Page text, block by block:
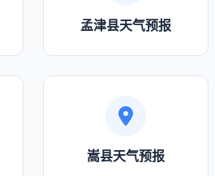
孟津县天气预报
嵩县天气预报